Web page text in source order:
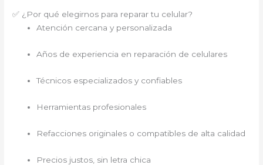
✅ ¿Por qué elegirnos para reparar tu celular?
Atención cercana y personalizada
Años de experiencia en reparación de celulares
Técnicos especializados y confiables
Herramientas profesionales
Refacciones originales o compatibles de alta calidad
Precios justos, sin letra chica